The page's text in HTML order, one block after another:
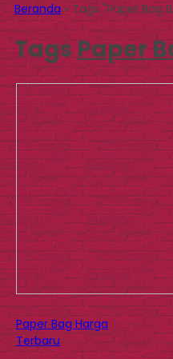
Beranda»Tags "Paper Bag
TagsPaper
Paper Bag Harga
Terbaru